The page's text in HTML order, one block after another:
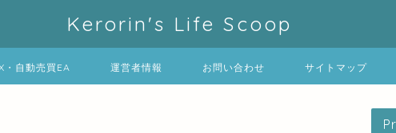
Kerorin's Life Scoop
・自動売買EA 運営者情報 お問い合わせ サイトマップ